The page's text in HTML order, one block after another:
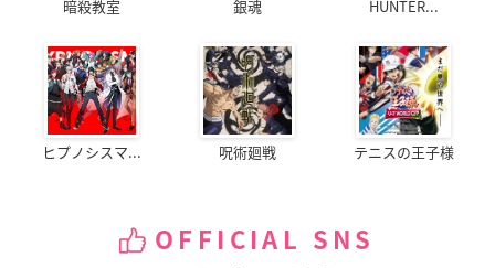
暗殺教室 銀魂 HUNTER...
ヒプノシスマ... 呪術廻戦 テニスの王子様
OFFICIAL SNS